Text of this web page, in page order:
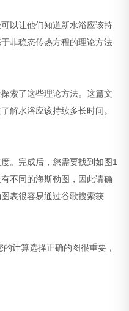
以让他们知道新水浴应该持
非稳态传热方程的理论方法
索了这些理论方法。这篇文
解水浴应该持续多长时间。
完成后，您需要找到如图1
不同的海斯勒图，因此请确
表很容易通过谷歌搜索获
计算选择正确的图很重要，